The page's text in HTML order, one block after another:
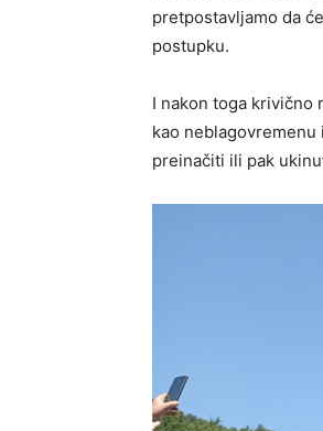
pretpostavljamo da
postupku.
I nakon toga krivično
kao
preinačiti ili pak